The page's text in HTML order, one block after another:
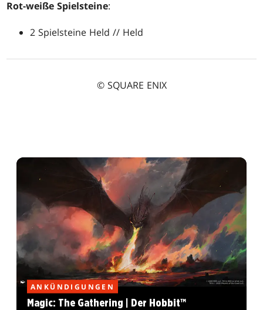
Rot-weiße Spielsteine:
2 Spielsteine Held // Held
© SQUARE ENIX
ANKÜNDIGUNGEN
Magic: The Gathering | Der Hobbit™